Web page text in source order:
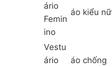
ário
Femin
ino
áo kiểu nữ
Vestu
ário
áo chống